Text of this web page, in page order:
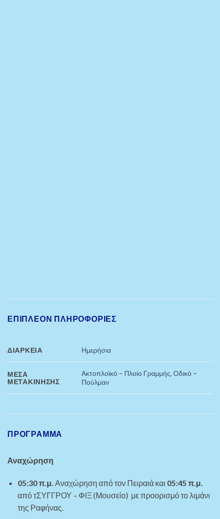
ΕΠΙΠΛΈΟΝ ΠΛΗΡΟΦΟΡΊΕΣ
ΔΙΆΡΚΕΙΑ Ημερήσια
ΜΈΣΑ
ΜΕΤΑΚΊΝΗΣΗΣ
Ακτοπλοϊκό – Πλοίο Γραμμής,Οδικό –
Πούλμαν
ΠΡΌΓΡΑΜΜΑ
Αναχώρηση
05:30 π.μ. Αναχώρηση από τον Πειραιά και 05:45 π.μ.
από τΣΥΓΓΡΟΥ – ΦΙΞ (Μουσείο) με προορισμό το λιμάνι
της Ραφήνας.